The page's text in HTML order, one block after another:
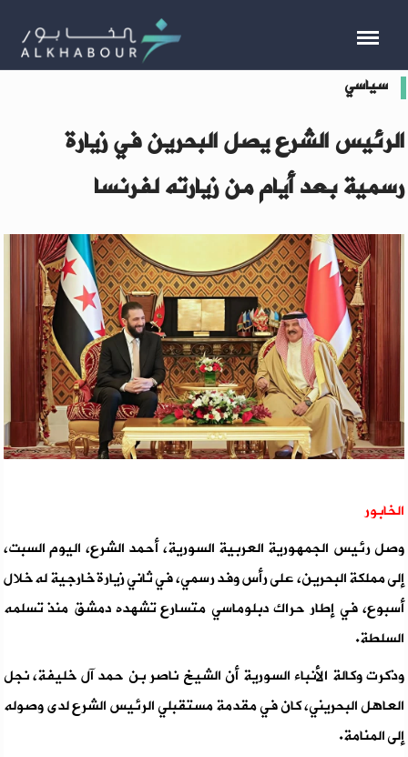
سياسي
الرئيس الشرع يصل البحرين في زيارة
رسمية بعد أيام من زيارته لفرنسا
الخابور
وصل رئيس الجمهورية العربية السورية، أحمد الشرع، اليوم السبت،
إلى مملكة البحرين، على رأس وفد رسمي، في ثاني زيارة خارجية له خلال
أسبوع، في إطار حراك دبلوماسي متسارع تشهده دمشق منذ تسلمه
السلطة.
وذكرت وكالة الأنباء السورية أن الشيخ ناصر بن حمد آل خليفة، نجل
العاهل البحريني، كان في مقدمة مستقبلي الرئيس الشرع لدى وصوله
إلى المنامة.